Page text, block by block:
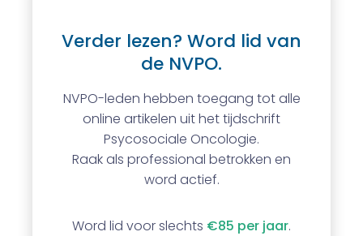
Verder lezen? Word lid van
de NVPO.
NVPO-leden hebben toegang tot alle
online artikelen uit het tijdschrift
Psycosociale Oncologie.
Raak als professional betrokken en
word actief.
Word lid voor slechts €85 per jaar.